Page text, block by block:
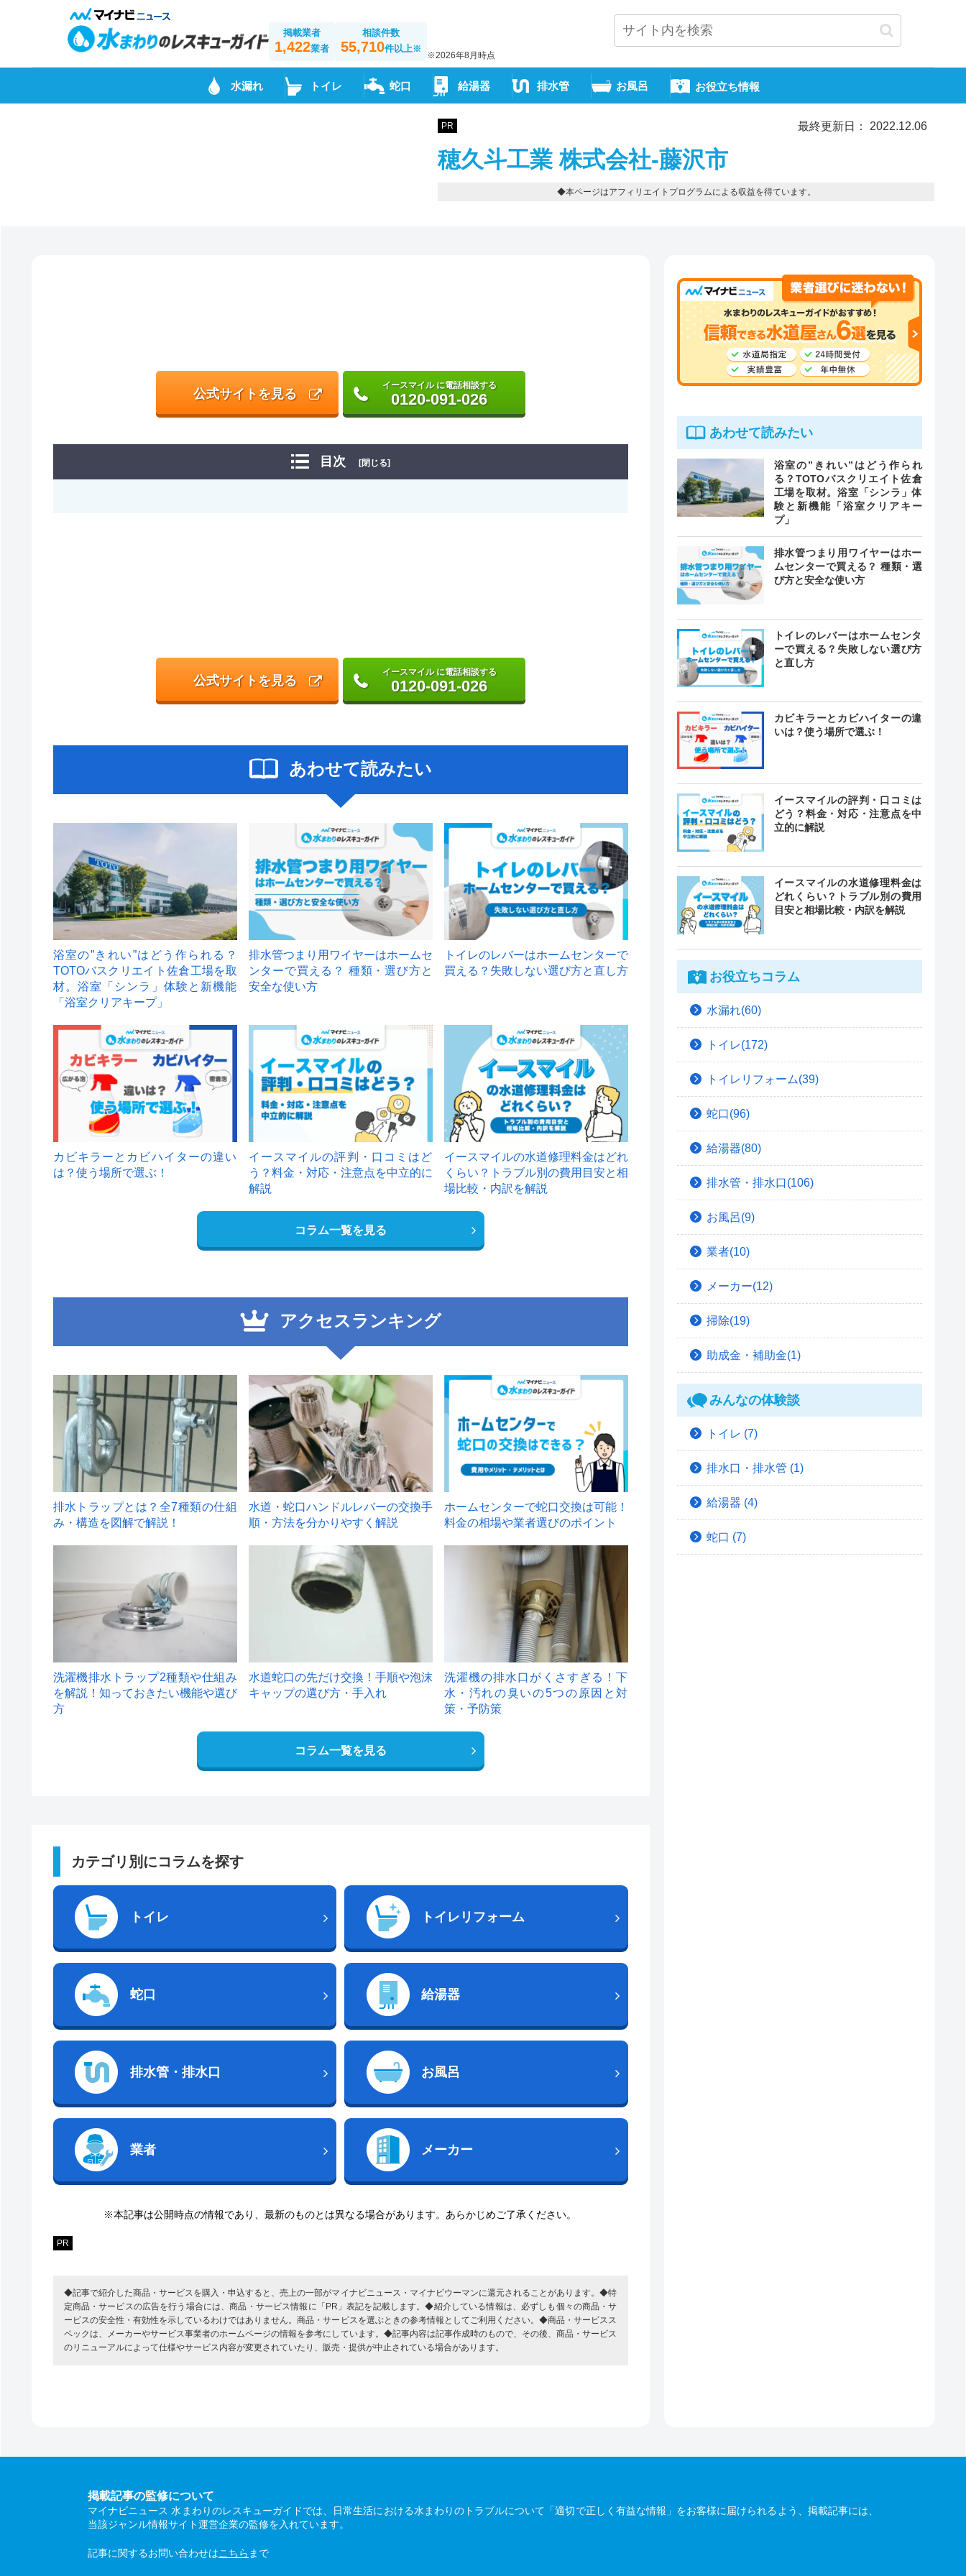
掲載業者
1,422業者
相談件数
55,710件以上※
※2026年8月時点
水漏れ トイレ 蛇口 給湯器 排水管 お風呂 お役立ち情報
PR 最終更新日： 2022.12.06
穂久斗工業 株式会社-藤沢市
◆本ページはアフィリエイトプログラムによる収益を得ています。
公式サイトを見る
イースマイル に電話相談する
0120-091-026
目次 [閉じる]
公式サイトを見る
イースマイル に電話相談する
0120-091-026
あわせて読みたい
浴室の”きれい”はどう作られる？
TOTOバスクリエイト佐倉工場を取
材。浴室「シンラ」体験と新機能
「浴室クリアキープ」
排水管つまり用ワイヤーはホームセ
ンターで買える？ 種類・選び方と
安全な使い方
トイレのレバーはホームセンターで
買える？失敗しない選び方と直し方
カビキラーとカビハイターの違い
は？使う場所で選ぶ！
イースマイルの評判・口コミはど
う？料金・対応・注意点を中立的に
解説
イースマイルの水道修理料金はどれ
くらい？トラブル別の費用目安と相
場比較・内訳を解説
コラム一覧を見る
アクセスランキング
1
排水トラップとは？全7種類の仕組
み・構造を図解で解説！
2
水道・蛇口ハンドルレバーの交換手
順・方法を分かりやすく解説
ホームセンターで蛇口交換は可能！
料金の相場や業者選びのポイント
洗濯機排水トラップ2種類や仕組み
を解説！知っておきたい機能や選び
方
水道蛇口の先だけ交換！手順や泡沫
キャップの選び方・手入れ
洗濯機の排水口がくさすぎる！下
水・汚れの臭いの5つの原因と対
策・予防策
コラム一覧を見る
カテゴリ別にコラムを探す
トイレ トイレリフォーム
蛇口 給湯器
排水管・排水口 お風呂
業者 メーカー
※本記事は公開時点の情報であり、最新のものとは異なる場合があります。あらかじめご了承ください。
PR
◆記事で紹介した商品・サービスを購入・申込すると、売上の一部がマイナビニュース・マイナビウーマンに還元されることがあります。◆特
定商品・サービスの広告を行う場合には、商品・サービス情報に「PR」表記を記載します。◆紹介している情報は、必ずしも個々の商品・サ
ービスの安全性・有効性を示しているわけではありません。商品・サービスを選ぶときの参考情報としてご利用ください。◆商品・サービスス
ペックは、メーカーやサービス事業者のホームページの情報を参考にしています。◆記事内容は記事作成時のもので、その後、商品・サービス
のリニューアルによって仕様やサービス内容が変更されていたり、販売・提供が中止されている場合があります。
あわせて読みたい
浴室の”きれい”はどう作られ
る？TOTOバスクリエイト佐倉
工場を取材。浴室「シンラ」体
験と新機能「浴室クリアキー
プ」
排水管つまり用ワイヤーはホー
ムセンターで買える？ 種類・選
び方と安全な使い方
トイレのレバーはホームセンタ
ーで買える？失敗しない選び方
と直し方
カビキラーとカビハイターの違
いは？使う場所で選ぶ！
イースマイルの評判・口コミは
どう？料金・対応・注意点を中
立的に解説
イースマイルの水道修理料金は
どれくらい？トラブル別の費用
目安と相場比較・内訳を解説
お役立ちコラム
水漏れ(60)
トイレ(172)
トイレリフォーム(39)
蛇口(96)
給湯器(80)
排水管・排水口(106)
お風呂(9)
業者(10)
メーカー(12)
掃除(19)
助成金・補助金(1)
みんなの体験談
トイレ (7)
排水口・排水管 (1)
給湯器 (4)
蛇口 (7)
掲載記事の監修について
マイナビニュース 水まわりのレスキューガイドでは、日常生活における水まわりのトラブルについて「適切で正しく有益な情報」をお客様に届けられるよう、掲載記事には、
当該ジャンル情報サイト運営企業の監修を入れています。
記事に関するお問い合わせはこちら まで